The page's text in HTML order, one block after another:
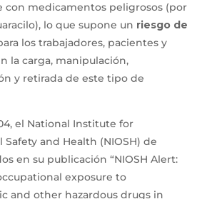
con medicamentos peligrosos (por
lo que supone un riesgo de
los trabajadores, pacientes y
la carga, manipulación,
y retirada de este tipo de
el National Institute for
Safety and Health (NIOSH) de
en su publicación “NIOSH Alert:
exposure to
and other hazardous drugs in